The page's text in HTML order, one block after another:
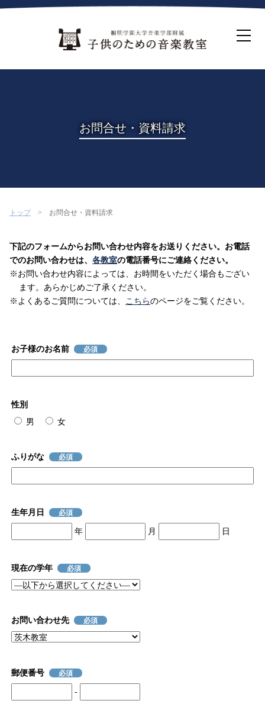
ホーム
生徒募集について
教室案内
コース紹介
インタビュー・コラム
お問合せ・資料請求
トップ お問合せ・資料請求
下記のフォームからお問い合わせ内容をお送りください。お電話
でのお問い合わせは、 各教室の電話番号にご連絡ください。
※お問い合わせ内容によっては、お時間をいただく場合もござい
ます。あらかじめご了承ください。
※よくあるご質問については、
こちらのページをご覧ください。
お子様のお名前 必須
性別
男
女
ふりがな 必須
生年月日 必須
年 月 日
現在の学年 必須
お問い合わせ先 必須
郵便番号 必須
-